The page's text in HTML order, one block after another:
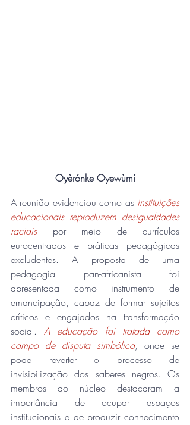
Oyèrónke Oyewùmí
A reunião evidenciou como as instituições
educacionais reproduzem desigualdades
raciais por meio de currículos
eurocentrados e práticas pedagógicas
excludentes. A proposta de uma
pedagogia pan-africanista foi
apresentada como instrumento de
emancipação, capaz de formar sujeitos
críticos e engajados na transformação
social. A educação foi tratada como
campo de disputa simbólica, onde se
pode reverter o processo de
invisibilização dos saberes negros. Os
membros do núcleo destacaram a
importância de ocupar espaços
institucionais e de produzir conhecimento